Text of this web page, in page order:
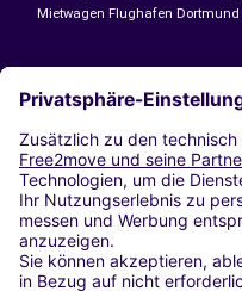
Mietwagen Flughafen Dortmund
CARSHARING
UNSERE STÄDTE
Paris
Madrid
Washington DC
Mailand
Rom
Turin